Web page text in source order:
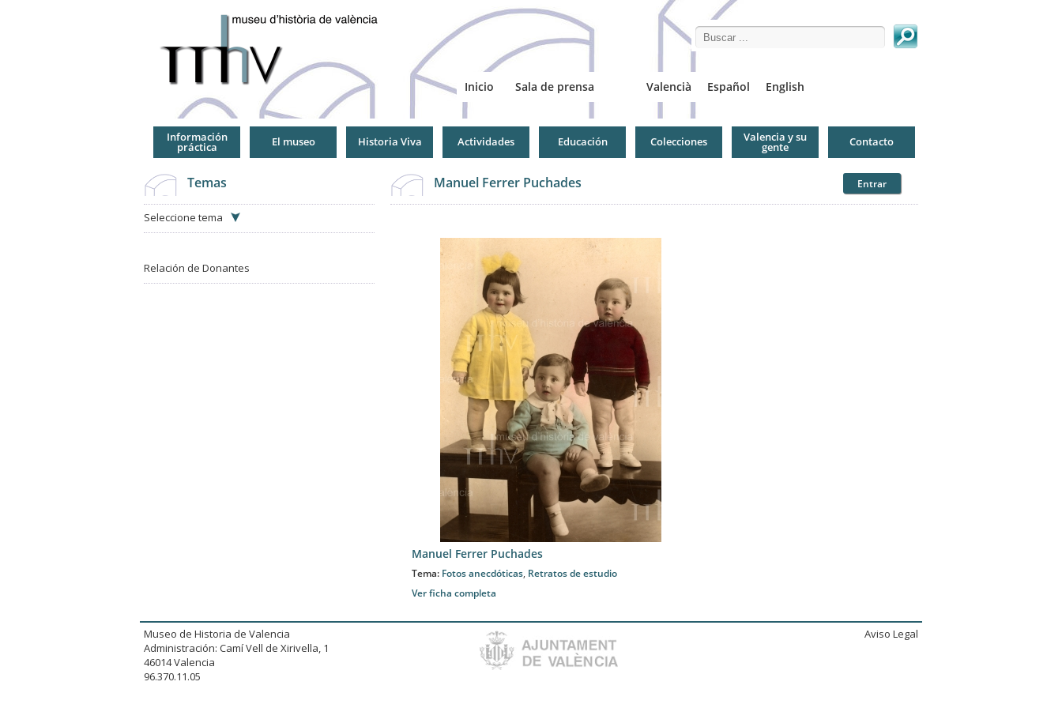
Search this site
Valencià Español English
Inicio Sala de prensa
Información
práctica El museo Historia Viva Actividades Educación Colecciones Valencia y su
gente Contacto
Temas
Seleccione tema
Relación de Donantes
Manuel Ferrer Puchades Entrar
Manuel Ferrer Puchades
Tema: Fotos anecdóticas, Retratos de estudio
Ver ficha completa
Museo de Historia de Valencia
Administración: Camí Vell de Xirivella, 1
46014 Valencia
96.370.11.05
Aviso Legal